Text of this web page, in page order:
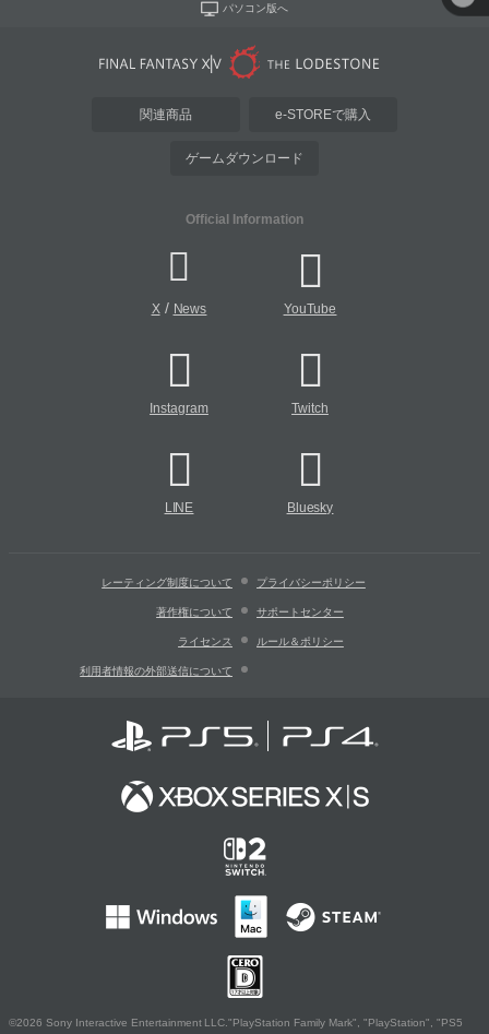
パソコン版へ
関連商品 e-STOREで購入
ゲームダウンロード
Official Information
X/ News YouTube
Instagram Twitch
LINE Bluesky
レーティング制度について プライバシーポリシー
著作権について サポートセンター
ライセンス ルール＆ポリシー
利用者情報の外部送信について
©2026 Sony Interactive Entertainment LLC."PlayStation Family Mark", "PlayStation", "PS5